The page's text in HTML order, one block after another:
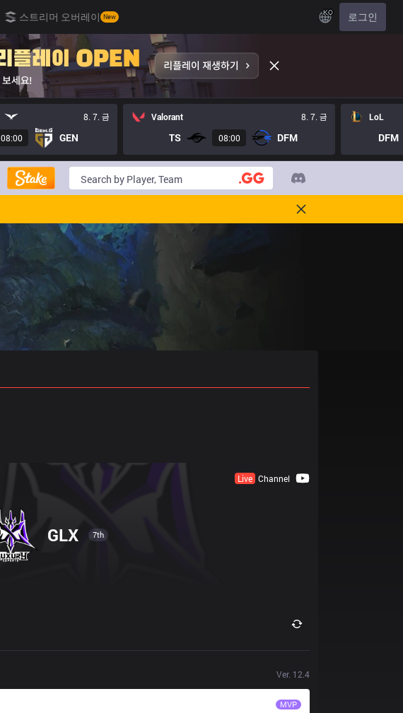
스트리머 오버레이 New KO 로그인
8. 7. 금
08:00 GEN
Valorant 8. 7. 금
TS 08:00 DFM
LoL
DFM
Live Channel
GLX 7th
Ver. 12.4
MVP